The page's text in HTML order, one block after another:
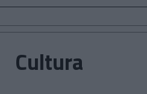
Cultura